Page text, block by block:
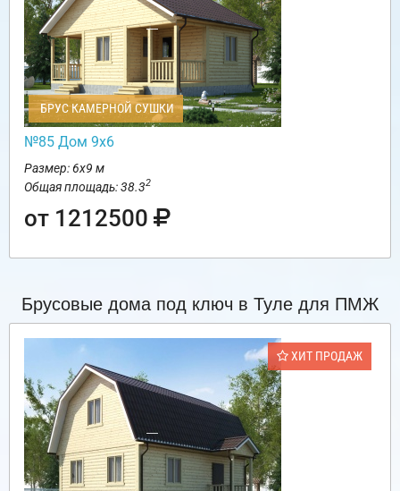
БРУС КАМЕРНОЙ СУШКИ
№85 Дом 9х6
Размер: 6х9 м
Общая площадь: 38.32
от 1212500
Брусовые дома под ключ в Туле для ПМЖ
ХИТ ПРОДАЖ